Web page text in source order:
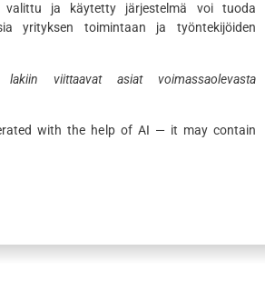
valittu ja käytetty järjestelmä voi tuoda
yrityksen toimintaan ja työntekijöiden
viittaavat asiat voimassaolevasta
with the help of AI — it may contain